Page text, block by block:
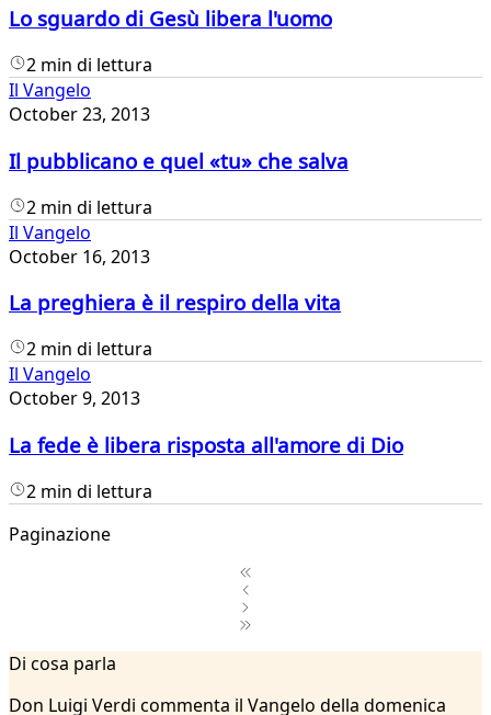
Lo sguardo di Gesù libera l'uomo
2 min di lettura
Il Vangelo
October 23, 2013
Il pubblicano e quel «tu» che salva
2 min di lettura
Il Vangelo
October 16, 2013
La preghiera è il respiro della vita
2 min di lettura
Il Vangelo
October 9, 2013
La fede è libera risposta all'amore di Dio
2 min di lettura
Paginazione
2
...
Di cosa parla
Don Luigi Verdi commenta il Vangelo della domenica